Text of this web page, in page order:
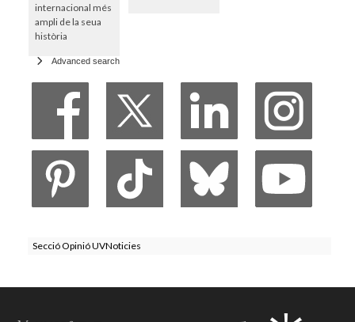
internacional més
ampli de la seua
història
Advanced search
Secció Opinió UVNoticies